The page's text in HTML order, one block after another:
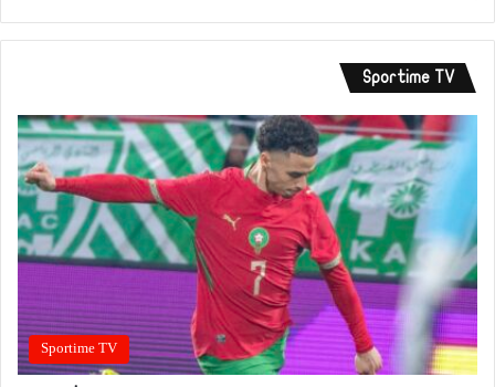
Sportime TV
Sportime TV